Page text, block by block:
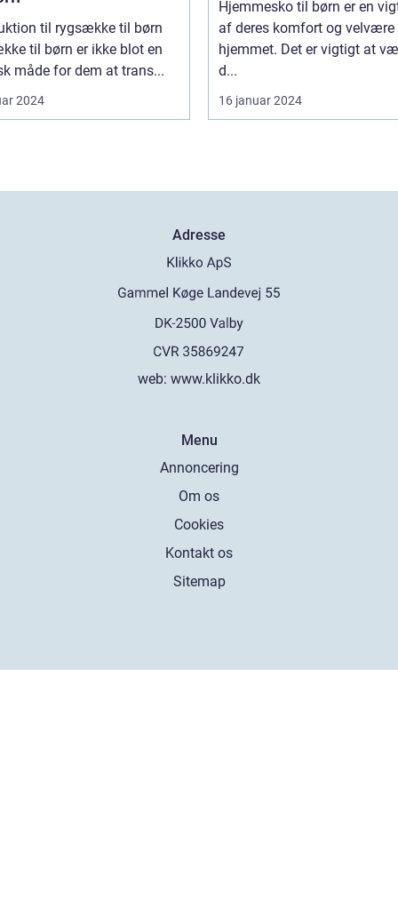
til rygsække til børn
til børn er ikke blot en
måde for dem at trans...
2024
Hjemmesko til børn er en
af deres komfort og velvære
hjemmet. Det er vigtigt at
d...
16 januar 2024
Adresse
web: www.klikko.dk
Menu
Annoncering
Om os
Cookies
Kontakt os
Sitemap